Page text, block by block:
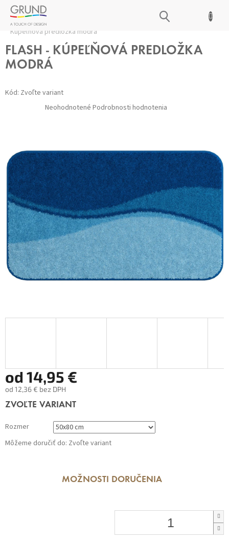
Prejsť
obsah
NÁKUPNÝ
Domov
/ Kúpeľňové predložky Všetky predložky
Kúpeľňová predložka modrá
FLASH - KÚPEĽŇOVÁ PREDLOŽKA
MODRÁ
Kód: Zvoľte variant
Priemerné
hodnotenie
Neohodnotené Podrobnosti hodnotenia
od 14,95 €
od 12,36 € bez DPH
Jednotková
ZVOĽTE VARIANT
Rozmer
Môžeme doručiť do: Zvoľte variant
MOŽNOSTI DORUČENIA